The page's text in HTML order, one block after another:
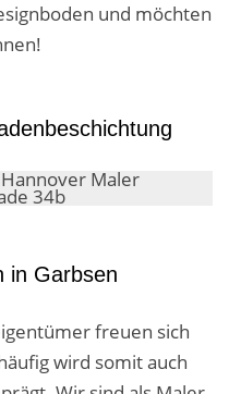
und möchten
in Garbsen
freuen sich
wird somit auch